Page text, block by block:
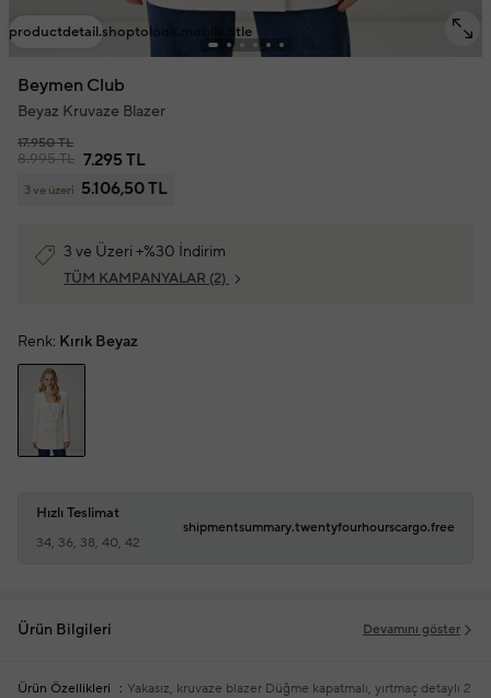
productdetail.shoptolook.mobile.title
Beymen Club
Beyaz Kruvaze Blazer
17.950 TL
8.995 TL 7.295 TL
3 ve üzeri 5.106,50 TL
3 ve Üzeri +%30 İndirim
TÜM KAMPANYALAR (2)
Renk: Kırık Beyaz
Hızlı Teslimat
34, 36, 38, 40, 42
shipmentsummary.twentyfourhourscargo.free
Ürün Bilgileri Devamını göster
Ürün Özellikleri Yakasız, kruvaze blazer Düğme kapatmalı, yırtmaç detaylı 2